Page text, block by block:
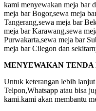
kami menyewakan meja bar
meja bar Bogor,sewa meja
Tangerang,sewa meja bar
meja bar Karawang,sewa
Purwakarta,sewa meja bar
meja bar Cilegon dan
MENYEWAKAN TENDA
Untuk keterangan lebih
Telpon,Whatsapp atau bisa
kami.kami akan membantu